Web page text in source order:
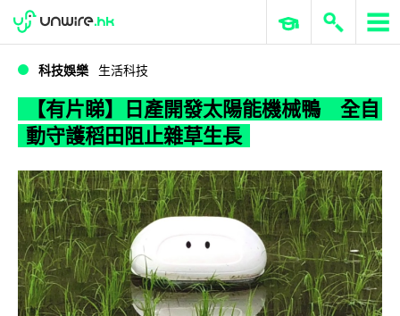
WWDC 2026 ERP 與商業 AI
科技娛樂 生活科技
【有片睇】日產開發太陽能機械鴨 全自
動守護稻田阻止雜草生長